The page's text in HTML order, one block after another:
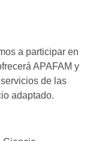
a participar en
APAFAM y
de las
adaptado.